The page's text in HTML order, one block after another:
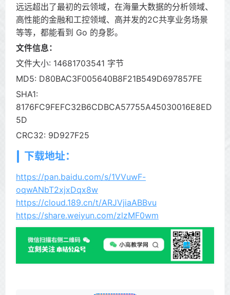
远远超出了最初的云领域，在海量大数据的分析领域、
高性能的金融和工控领域、高并发的2C共享业务场景
等等，都能看到 Go 的身影。
文件信息：
文件大小: 14681703541 字节
MD5: D80BAC3F005640B8F21B549D697857FE
SHA1:
8176FC9FEFC32B6CDBCA57755A45030016E8ED
5D
CRC32: 9D927F25
下载地址：
https://pan.baidu.com/s/1VVuwF-
oqwANbT2xjxDqx8w
https://cloud.189.cn/t/ARJVjiaABBvu
https://share.weiyun.com/zlzMF0wm